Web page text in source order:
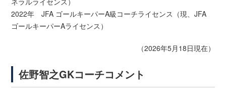
2022年 JFA ゴールキーパーA級コーチライセンス（現、JFA
ゴールキーパーAライセンス）
（2026年5月18日現在）
佐野智之GKコーチコメント